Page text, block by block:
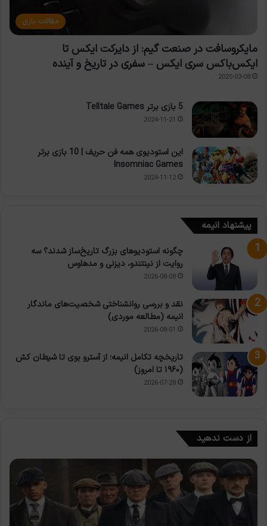
مقالات بازی
مایکروسافت در صنعت گیم: از دایرکت ایکس تا
ایکس‌باکس سری ایکس – سفری در تاریخ و آینده
2025-03-08
5 بازی برتر Telltale Games
2024-11-21
این استودیوی همه فن حریف | 10 بازی برتر
Insomniac Games
2024-11-12
پیشنهاد انیمه
چگونه استودیوهای بزرگ تاریخ‌ساز شدند؟ سه
روایت از نینتندو، دیزنی و مدهاوس
2026-08-08
نقد و بررسی روانشناختی شخصیت‌های ماندگار
انیمه (مطالعه موردی)
2026-08-01
تاریخچه تکامل انیمه؛ از آسترو بوی تا شیطان کش
(۱۹۶۰ تا امروز)
2026-07-28
از دست ندهید